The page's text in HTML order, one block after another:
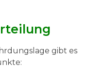
gibt es